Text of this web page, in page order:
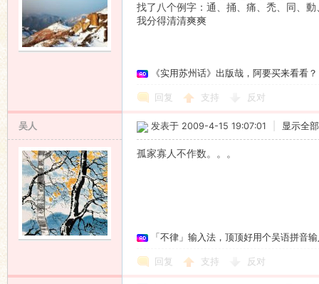
找了八个例字：通、捅、痛、禿、同、動
我分得清清爽爽
《实用苏州话》出版哉，阿要买来看看？
回复 支持 反对
吴人 发表于 2009-4-15 19:07:01 显示全
孤家寡人不作数。。。
「不律」输入法，顶顶好用个吴语拼音
回复 支持 反对